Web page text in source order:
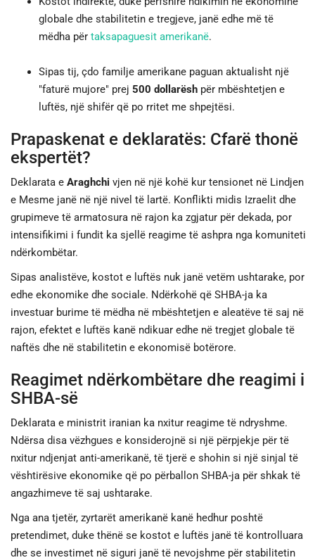
globale dhe stabilitetin e tregjeve, janë edhe më të
mëdha për taksapaguesit amerikanë.
Sipas tij, çdo familje amerikane paguan aktualisht një
"faturë mujore" prej 500 dollarësh për mbështetjen e
luftës, një shifër që po rritet me shpejtësi.
Prapaskenat e deklaratës: Cfarë thonë
ekspertët?
Deklarata e Araghchi vjen në një kohë kur tensionet në Lindjen
e Mesme janë në një nivel të lartë. Konflikti midis Izraelit dhe
grupimeve të armatosura në rajon ka zgjatur për dekada, por
intensifikimi i fundit ka sjellë reagime të ashpra nga komuniteti
ndërkombëtar.
Sipas analistëve, kostot e luftës nuk janë vetëm ushtarake, por
edhe ekonomike dhe sociale. Ndërkohë që SHBA-ja ka
investuar burime të mëdha në mbështetjen e aleatëve të saj në
rajon, efektet e luftës kanë ndikuar edhe në tregjet globale të
naftës dhe në stabilitetin e ekonomisë botërore.
Reagimet ndërkombëtare dhe reagimi i
SHBA-së
Deklarata e ministrit iranian ka nxitur reagime të ndryshme.
Ndërsa disa vëzhgues e konsiderojnë si një përpjekje për të
nxitur ndjenjat anti-amerikanë, të tjerë e shohin si një sinjal të
vështirësive ekonomike që po përballon SHBA-ja për shkak të
angazhimeve të saj ushtarake.
Nga ana tjetër, zyrtarët amerikanë kanë hedhur poshtë
pretendimet, duke thënë se kostot e luftës janë të kontrolluara
dhe se investimet në siguri janë të nevojshme për stabilitetin